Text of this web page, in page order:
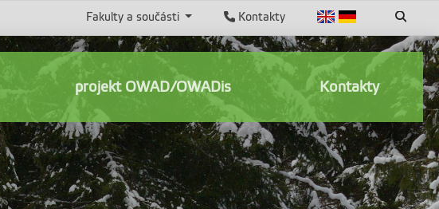
Kontakty
Fakulty a součásti
projekt OWAD/OWADis Kontakty